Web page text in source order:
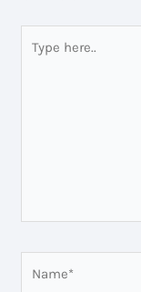
here..